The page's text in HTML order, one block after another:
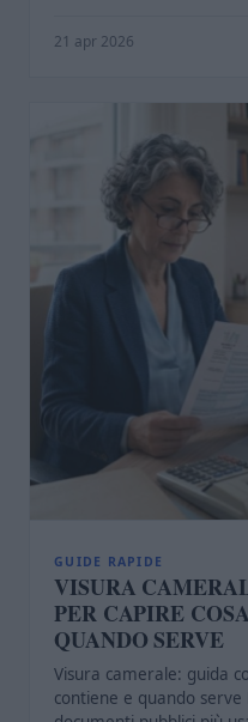
21 apr 2026
GUIDE RAPIDE
VISURA
PER CAPIRE
QUANDO SERVE
Visura camerale: guida
contiene e quando